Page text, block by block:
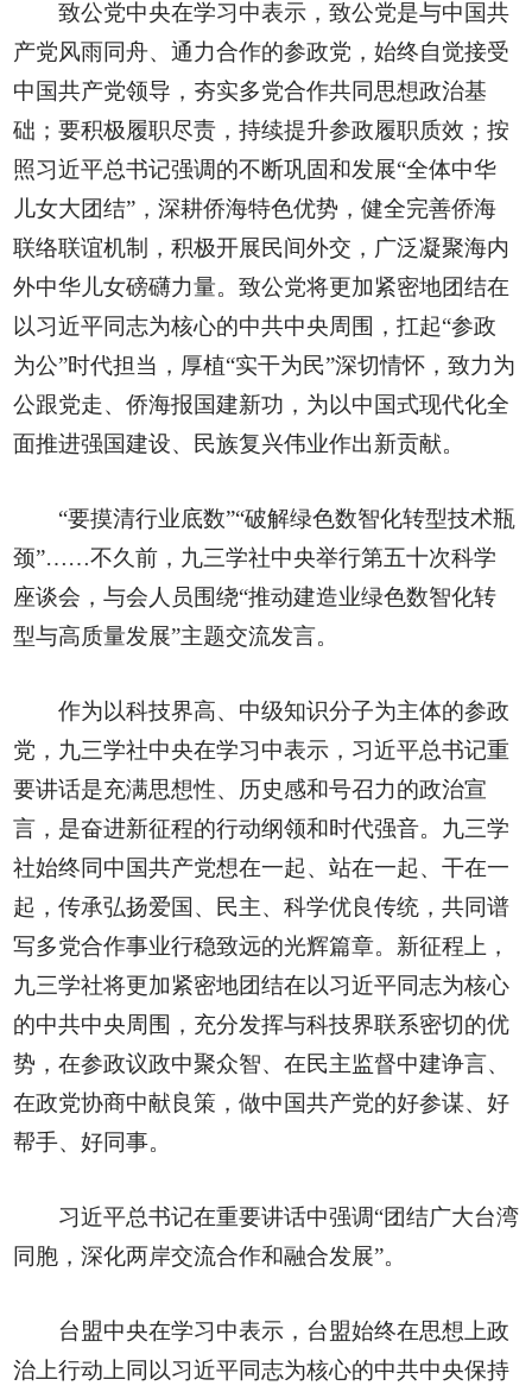
致公党中央在学习中表示，致公党是与中国共
产党风雨同舟、通力合作的参政党，始终自觉接受
中国共产党领导，夯实多党合作共同思想政治基
础；要积极履职尽责，持续提升参政履职质效；按
照习近平总书记强调的不断巩固和发展“全体中华
儿女大团结”，深耕侨海特色优势，健全完善侨海
联络联谊机制，积极开展民间外交，广泛凝聚海内
外中华儿女磅礴力量。致公党将更加紧密地团结在
以习近平同志为核心的中共中央周围，扛起“参政
为公”时代担当，厚植“实干为民”深切情怀，致力为
公跟党走、侨海报国建新功，为以中国式现代化全
面推进强国建设、民族复兴伟业作出新贡献。
“要摸清行业底数”“破解绿色数智化转型技术瓶
颈”……不久前，九三学社中央举行第五十次科学
座谈会，与会人员围绕“推动建造业绿色数智化转
型与高质量发展”主题交流发言。
作为以科技界高、中级知识分子为主体的参政
党，九三学社中央在学习中表示，习近平总书记重
要讲话是充满思想性、历史感和号召力的政治宣
言，是奋进新征程的行动纲领和时代强音。九三学
社始终同中国共产党想在一起、站在一起、干在一
起，传承弘扬爱国、民主、科学优良传统，共同谱
写多党合作事业行稳致远的光辉篇章。新征程上，
九三学社将更加紧密地团结在以习近平同志为核心
的中共中央周围，充分发挥与科技界联系密切的优
势，在参政议政中聚众智、在民主监督中建诤言、
在政党协商中献良策，做中国共产党的好参谋、好
帮手、好同事。
习近平总书记在重要讲话中强调“团结广大台湾
同胞，深化两岸交流合作和融合发展”。
台盟中央在学习中表示，台盟始终在思想上政
治上行动上同以习近平同志为核心的中共中央保持